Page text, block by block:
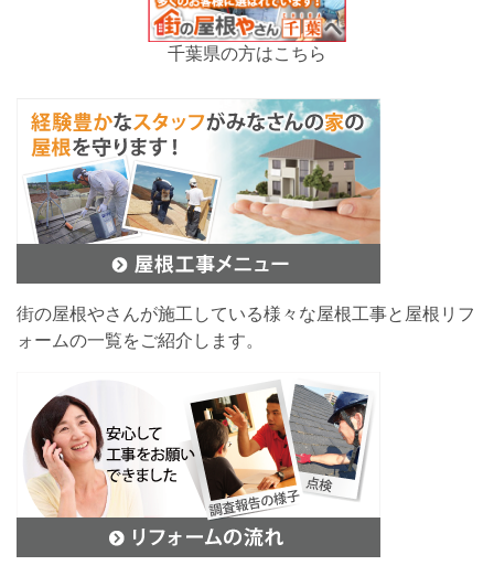
千葉県の方はこちら
街の屋根やさんが施工している様々な屋根工事と屋根リフ
ォームの一覧をご紹介します。